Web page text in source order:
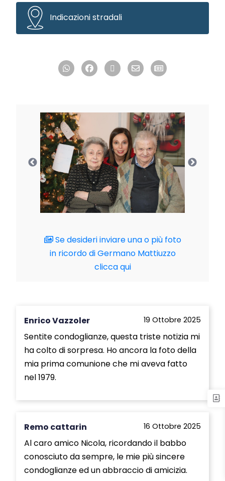
Indicazioni stradali
Se desideri inviare una o più foto
in ricordo di Germano Mattiuzzo
clicca qui
Enrico Vazzoler 19 Ottobre 2025
Sentite condoglianze, questa triste notizia mi
ha colto di sorpresa. Ho ancora la foto della
mia prima comunione che mi aveva fatto
nel 1979.
Remo cattarin 16 Ottobre 2025
Al caro amico Nicola, ricordando il babbo
conosciuto da sempre, le mie più sincere
condoglianze ed un abbraccio di amicizia.